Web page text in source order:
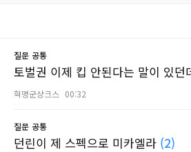
질문 공통
토벌권 이제 킵 안된다는 말이 있던
혁명군샹크스 00:32
질문 공통
던린이 제 스펙으로 미카엘라 (2)